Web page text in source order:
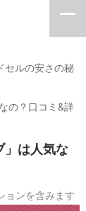
セルの安さの秘
の？口コミ&詳
」は人気な
ョンを含みます